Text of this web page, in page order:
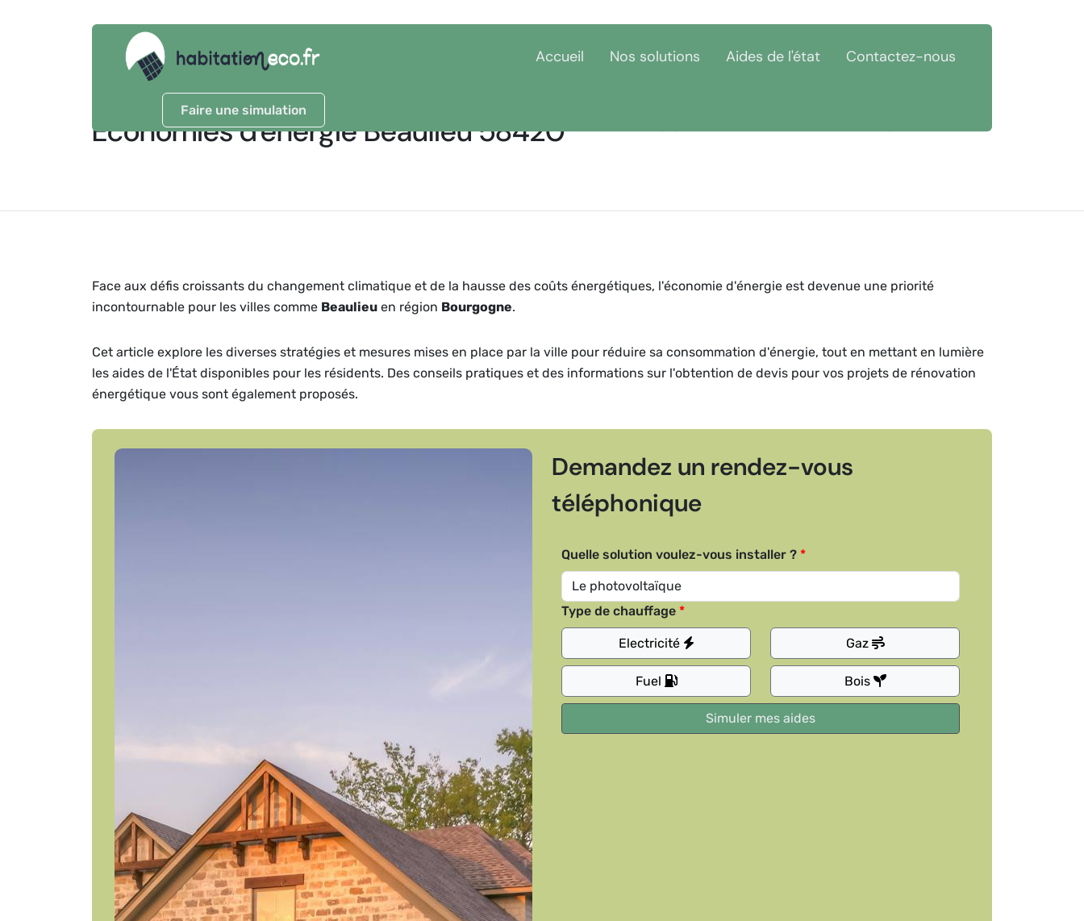
Faire une simulation
Accueil Nos solutions Aides de l'état Contactez-nous
Économies d'énergie Beaulieu 58420 Économies d'énergie Beaulieu 58420
Face aux défis croissants du changement climatique et de la hausse des coûts énergétiques, l'économie d'énergie est devenue une priorité
incontournable pour les villes comme Beaulieu en région Bourgogne.
Cet article explore les diverses stratégies et mesures mises en place par la ville pour réduire sa consommation d'énergie, tout en mettant en lumière
les aides de l'État disponibles pour les résidents. Des conseils pratiques et des informations sur l'obtention de devis pour vos projets de rénovation
énergétique vous sont également proposés.
Demandez un rendez-vous
téléphonique
Quelle solution voulez-vous installer ?
Type de chauffage
Electricité Gaz
Fuel Bois